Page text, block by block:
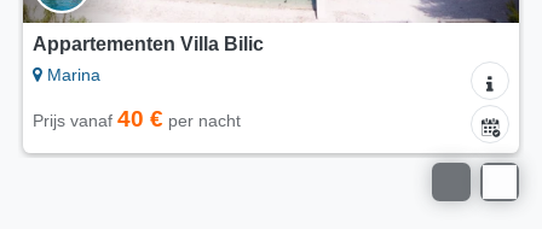
Appartementen Villa Rosmarin
Pašman - Pašman
Prijs vanaf 50 € per nacht